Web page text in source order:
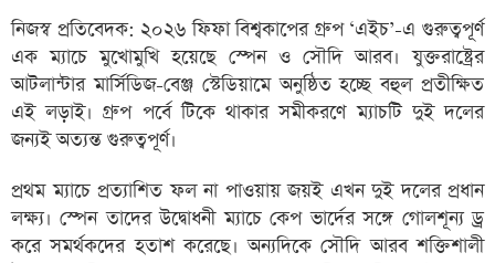
নিজস্ব প্রতিবেদক: ২০২৬ ফিফা বিশ্বকাপের গ্রুপ ‘এইচ’-এ গুরুত্বপূর্ণ
এক ম্যাচে মুখোমুখি হয়েছে স্পেন ও সৌদি আরব। যুক্তরাষ্ট্রের
আটলান্টার মার্সিডিজ-বেঞ্জ স্টেডিয়ামে অনুষ্ঠিত হচ্ছে বহুল প্রতীক্ষিত
এই লড়াই। গ্রুপ পর্বে টিকে থাকার সমীকরণে ম্যাচটি দুই দলের
জন্যই অত্যন্ত গুরুত্বপূর্ণ।
প্রথম ম্যাচে প্রত্যাশিত ফল না পাওয়ায় জয়ই এখন দুই দলের প্রধান
লক্ষ্য। স্পেন তাদের উদ্বোধনী ম্যাচে কেপ ভার্দের সঙ্গে গোলশূন্য ড্র
করে সমর্থকদের হতাশ করেছে। অন্যদিকে সৌদি আরব শক্তিশালী